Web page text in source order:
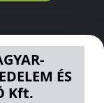
ÉS
ÉS
Kft.